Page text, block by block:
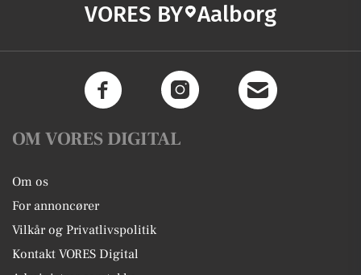
VORES BY Aalborg
OM VORES DIGITAL
Om os
For annoncører
Vilkår og Privatlivspolitik
Kontakt VORES Digital